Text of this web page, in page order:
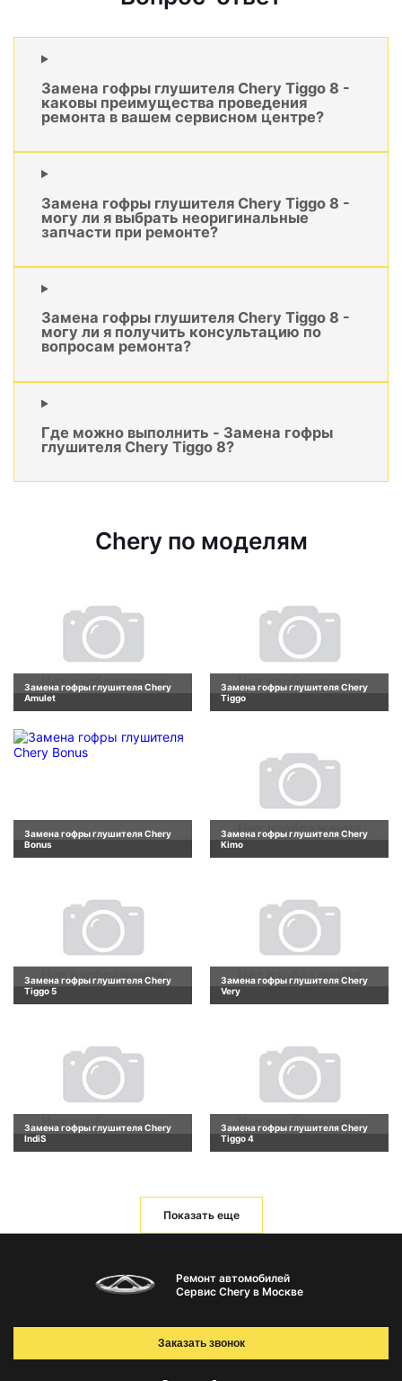
Замена гофры глушителя Chery Tiggo 8 -
каковы преимущества проведения
ремонта в вашем сервисном центре?
Замена гофры глушителя Chery Tiggo 8 -
могу ли я выбрать неоригинальные
запчасти при ремонте?
Замена гофры глушителя Chery Tiggo 8 -
могу ли я получить консультацию по
вопросам ремонта?
Где можно выполнить - Замена гофры
глушителя Chery Tiggo 8?
Chery по моделям
Замена гофры глушителя Chery
Amulet
Замена гофры глушителя Chery
Tiggo
Замена гофры глушителя Chery
Bonus
Замена гофры глушителя Chery
Kimo
Замена гофры глушителя Chery
Tiggo 5
Замена гофры глушителя Chery
Very
Замена гофры глушителя Chery
IndiS
Замена гофры глушителя Chery
Tiggo 4
Показать еще
Ремонт автомобилей
Сервис Chery в Москве
Заказать звонок